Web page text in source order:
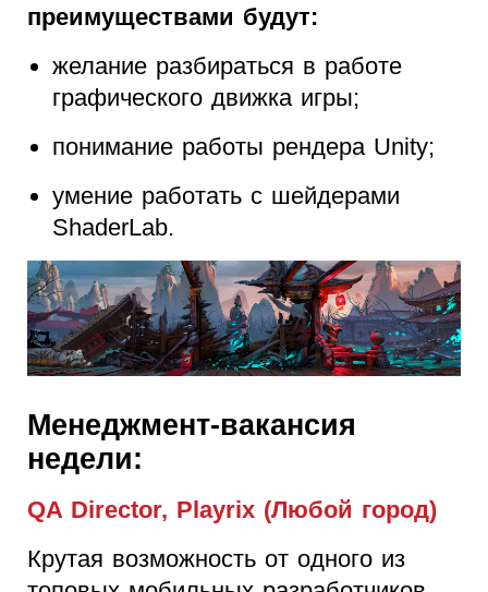
преимуществами будут:
желание разбираться в работе
графического движка игры;
понимание работы рендера Unity;
умение работать с шейдерами
ShaderLab.
Менеджмент-вакансия
недели:
QA Director, Playrix (Любой город)
Крутая возможность от одного из